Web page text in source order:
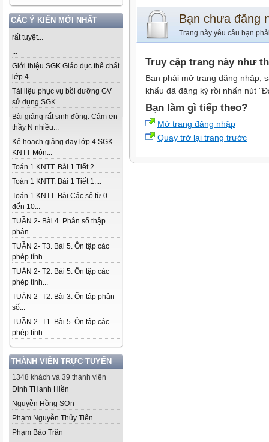
CÁC Ý KIẾN MỚI NHẤT
rất tuyệt...
...
Giới thiệu SGK Giáo dục thể chất
lớp 4...
Tài liệu phục vụ bồi dưỡng GV
sử dụng SGK...
Bài giảng rất sinh động. Cảm ơn
thầy N nhiều...
Kế hoạch giảng dạy lớp 4 SGK -
KNTT Môn...
Toán 1 KNTT. Bài 1 Tiết 2....
Toán 1 KNTT. Bài 1 Tiết 1....
Toán 1 KNTT. Bài Các số từ 0
đến 10...
TUẦN 2- Bài 4. Phân số thập
phân...
TUẦN 2- T3. Bài 5. Ôn tập các
phép tính...
TUẦN 2- T2. Bài 5. Ôn tập các
phép tính...
TUẦN 2- T2. Bài 3. Ôn tập phân
số...
TUẦN 2- T1. Bài 5. Ôn tập các
phép tính...
THÀNH VIÊN TRỰC TUYẾN
1348 khách và 39 thành viên
Đinh THanh Hiền
Nguyễn Hồng SƠn
Phạm Nguyễn Thủy Tiên
Phạm Bảo Trân
Bạn chưa đăng
Trang này yêu cầu bạn
Truy cập trang này như
Bạn phải mở trang đăng nhập,
khẩu đã đăng ký rồi nhấn nút
Bạn làm gì tiếp theo?
Mở trang đăng nhập
Quay trở lại trang trước